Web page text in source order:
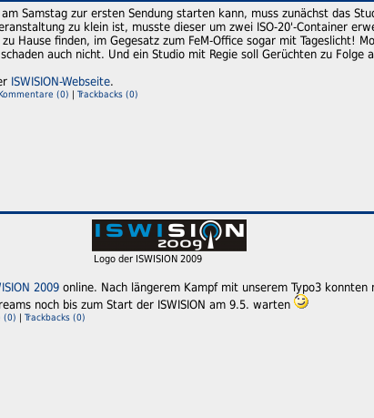
am Samstag zur ersten Sendung starten kann, muss zunächst das
zu klein ist, musste dieser um zwei ISO-20'-Container
Hause finden, im Gegesatz zum FeM-Office sogar mit Tageslicht!
auch nicht. Und ein Studio mit Regie soll Gerüchten zu Folge
ISWISION-Webseite.
Kommentare (0) | Trackbacks (0)
Logo der ISWISION 2009
2009 online. Nach längerem Kampf mit unserem Typo3
noch bis zum Start der ISWISION am 9.5. warten
(0) | Trackbacks (0)